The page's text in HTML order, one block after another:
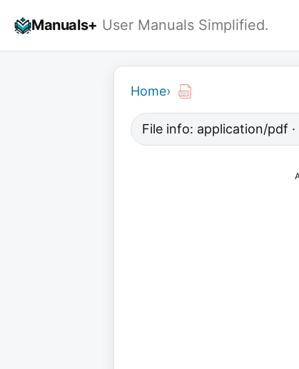
Manuals+ User Manuals Simplified.
Home›
File info: application/pdf ·